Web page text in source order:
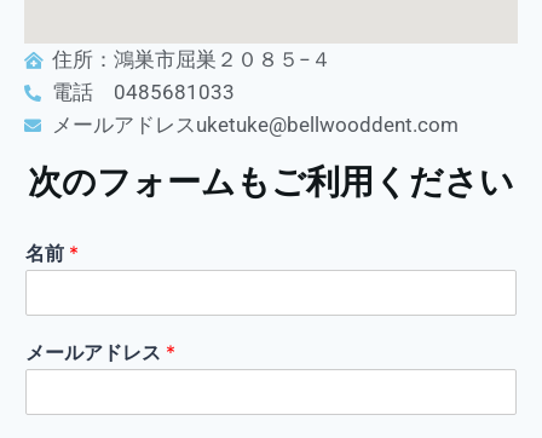
住所：鴻巣市屈巣２０８５−４
電話 0485681033
メールアドレスuketuke@bellwooddent.com
次のフォームもご利用ください
名前 *
メールアドレス *